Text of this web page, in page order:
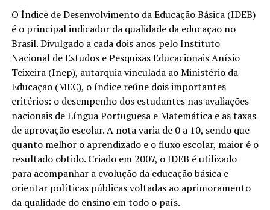
O Índice de Desenvolvimento da Educação Básica (IDEB)
é o principal indicador da qualidade da educação no
Brasil. Divulgado a cada dois anos pelo Instituto
Nacional de Estudos e Pesquisas Educacionais Anísio
Teixeira (Inep), autarquia vinculada ao Ministério da
Educação (MEC), o índice reúne dois importantes
critérios: o desempenho dos estudantes nas avaliações
nacionais de Língua Portuguesa e Matemática e as taxas
de aprovação escolar. A nota varia de 0 a 10, sendo que
quanto melhor o aprendizado e o fluxo escolar, maior é o
resultado obtido. Criado em 2007, o IDEB é utilizado
para acompanhar a evolução da educação básica e
orientar políticas públicas voltadas ao aprimoramento
da qualidade do ensino em todo o país.